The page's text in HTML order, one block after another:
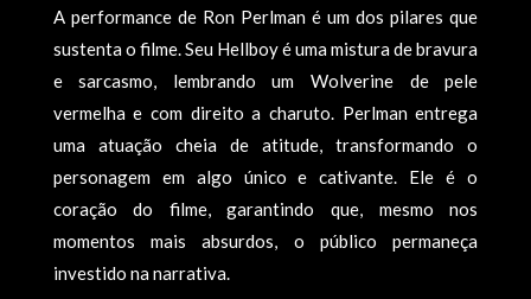
A performance de Ron Perlman é um dos pilares que
sustenta o filme. Seu Hellboy é uma mistura de bravura
e sarcasmo, lembrando um Wolverine de pele
vermelha e com direito a charuto. Perlman entrega
uma atuação cheia de atitude, transformando o
personagem em algo único e cativante. Ele é o
coração do filme, garantindo que, mesmo nos
momentos mais absurdos, o público permaneça
investido na narrativa.